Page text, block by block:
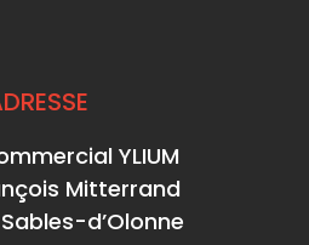
YLIUM
Mitterrand
d’Olonne